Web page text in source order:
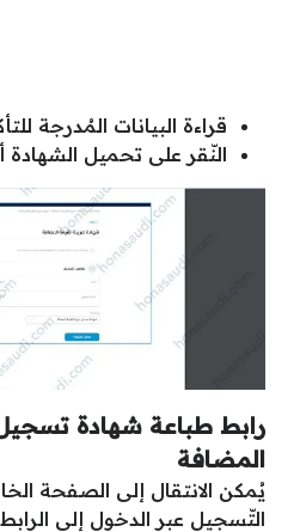
قراءة البيانات المُدرجة
النّقر على تحميل
رابط طباعة شهادة
المضافة
يُمكن الانتقال إلى الصفحة
التّسجيل عبر الدخول إلى الرابط